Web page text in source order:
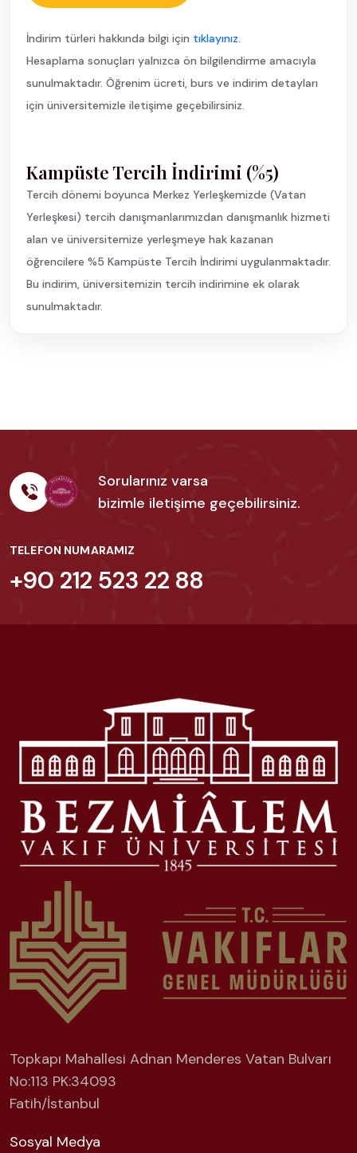
İndirim türleri hakkında bilgi için tıklayınız.
Hesaplama sonuçları yalnızca ön bilgilendirme amacıyla
sunulmaktadır. Öğrenim ücreti, burs ve indirim detayları
için üniversitemizle iletişime geçebilirsiniz.
Kampüste Tercih İndirimi (%5)
Tercih dönemi boyunca Merkez Yerleşkemizde (Vatan
Yerleşkesi) tercih danışmanlarımızdan danışmanlık hizmeti
alan ve üniversitemize yerleşmeye hak kazanan
öğrencilere %5 Kampüste Tercih İndirimi uygulanmaktadır.
Bu indirim, üniversitemizin tercih indirimine ek olarak
sunulmaktadır.
Sorularınız varsa
bizimle iletişime geçebilirsiniz.
TELEFON NUMARAMIZ
+90 212 523 22 88
Topkapı Mahallesi Adnan Menderes Vatan Bulvarı
No:113 PK:34093
Fatih/İstanbul
Sosyal Medya